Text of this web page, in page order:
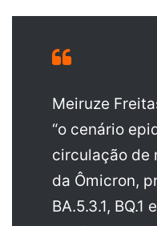
Meiruze
“o cenário
circulação de
da Ômicron,
BA.5.3.1, BQ.1